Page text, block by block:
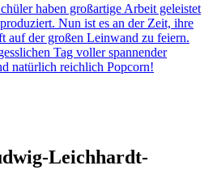
haben großartige Arbeit geleistet
Nun ist es an der Zeit, ihre
auf der großen Leinwand zu feiern.
Tag voller spannender
natürlich reichlich Popcorn!
Leichhardt-